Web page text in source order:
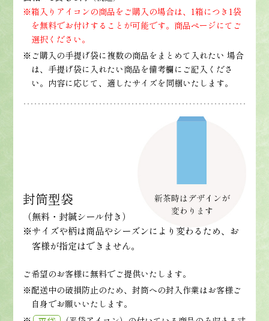
※箱入りアイコンの商品をご購入の場合は、1箱につき1袋
を無料でお付けすることが可能です。商品ページにてご
選択ください。
※ご購入の手提げ袋に複数の商品をまとめて入れたい 場合
は、手提げ袋に入れたい商品を備考欄にご記入くださ
い。内容に応じて、適したサイズを同梱いたします。
封筒型袋
（無料・封緘シール付き）
※サイズや柄は商品やシーズンにより変わるため、お
客様が指定はできません。
ご希望のお客様に無料でご提供いたします。
※配送中の破損防止のため、封筒への封入作業はお客様ご
自身でお願いいたします。